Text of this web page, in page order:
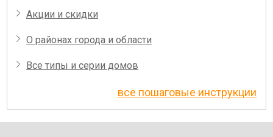
Акции и скидки
О районах города и области
Все типы и серии домов
все пошаговые инструкции